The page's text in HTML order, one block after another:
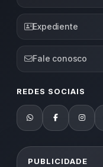
Expediente
Fale conosco
REDES SOCIAIS
PUBLICIDADE